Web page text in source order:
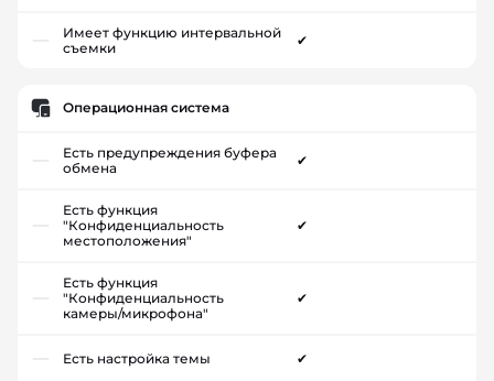
Имеет функцию интервальной
съемки
✔
Операционная система
Есть предупреждения буфера
обмена
✔
Есть функция
"Конфиденциальность
местоположения"
✔
Есть функция
"Конфиденциальность
камеры/микрофона"
✔
Есть настройка темы ✔